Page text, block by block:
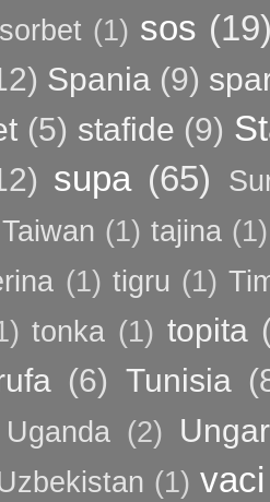
sorbet (1) sos
Spania (9)
(5) stafide (9)
supa (65)
Taiwan (1) tajina (1)
(1) tigru (1)
tonka (1) topita
(6) Tunisia
Uganda (2)
(1) vaci